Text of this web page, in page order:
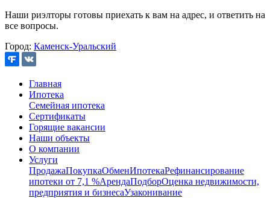
Наши риэлторы готовы приехать к вам на адрес, и ответить на
все вопросы.
Город: Каменск-Уральский
Главная
Ипотека
Семейная ипотека
Сертификаты
Горящие вакансии
Наши объекты
О компании
Услуги
ПродажаПокупкаОбменИпотекаРефинансирование
ипотеки от 7,1 %АрендаПодборОценка недвижимости,
предприятия и бизнесаУзаконивание